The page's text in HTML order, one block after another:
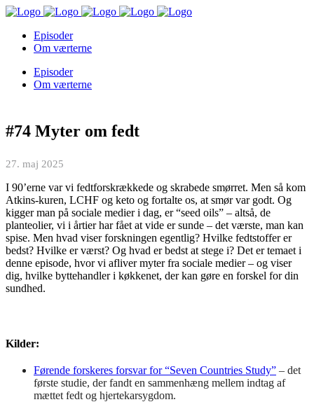
Episoder
Om værterne
Episoder
Om værterne
#74 Myter om fedt
27. maj 2025
I 90’erne var vi fedtforskrækkede og skrabede smørret. Men så kom
Atkins-kuren, LCHF og keto og fortalte os, at smør var godt. Og
kigger man på sociale medier i dag, er “seed oils” – altså, de
planteolier, vi i årtier har fået at vide er sunde – det værste, man kan
spise. Men hvad viser forskningen egentlig? Hvilke fedtstoffer er
bedst? Hvilke er værst? Og hvad er bedst at stege i? Det er temaet i
denne episode, hvor vi afliver myter fra sociale medier – og viser
dig, hvilke byttehandler i køkkenet, der kan gøre en forskel for din
sundhed.
Kilder:
Førende forskeres forsvar for “Seven Countries Study” – det
første studie, der fandt en sammenhæng mellem indtag af
mættet fedt og hjertekarsygdom.